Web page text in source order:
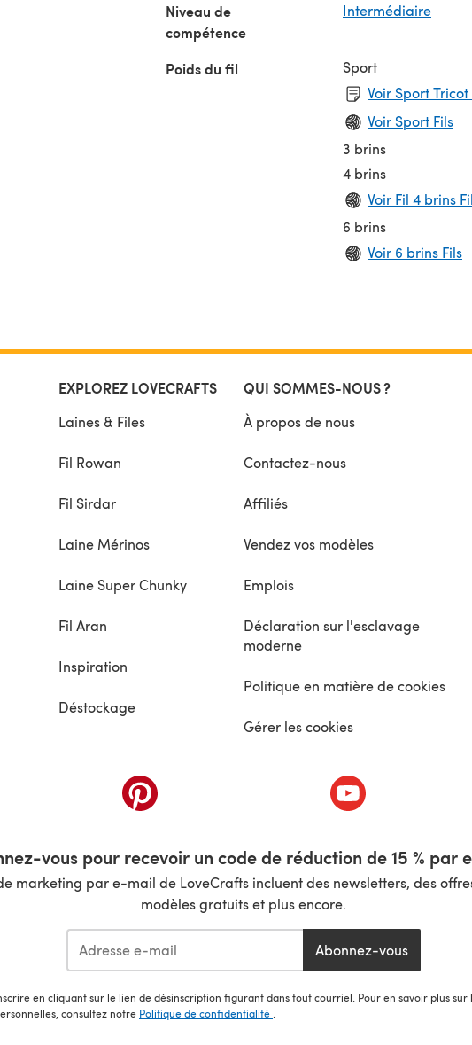
Niveau de
compétence
Intermédiaire
Poids du fil
Sport
Voir Sport
Voir Sport Fils
3 brins
4 brins
Voir Fil 4 brins
6 brins
Voir 6 brins Fils
EXPLOREZ LOVECRAFTS
Laines & Files
Fil Rowan
Fil Sirdar
Laine Mérinos
Laine Super Chunky
Fil Aran
Inspiration
Déstockage
QUI SOMMES-NOUS ?
À propos de nous
Contactez-nous
Affiliés
Vendez vos modèles
Emplois
Déclaration sur l'esclavage
moderne
Politique en matière de cookies
Gérer les cookies
un nouvel onglet) (s'ouvre dans un nouvel onglet) (s'ouvre dans un
vous pour recevoir un code de réduction de 15 % par
marketing par e-mail de LoveCrafts incluent des newsletters, des
modèles gratuits et plus encore.
Abonnez-vous
en cliquant sur le lien de désinscription figurant dans tout courriel. Pour en savoir plus
consultez notre Politique de confidentialité .